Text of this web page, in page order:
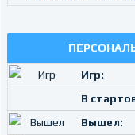
Игр:
В
Вышел: